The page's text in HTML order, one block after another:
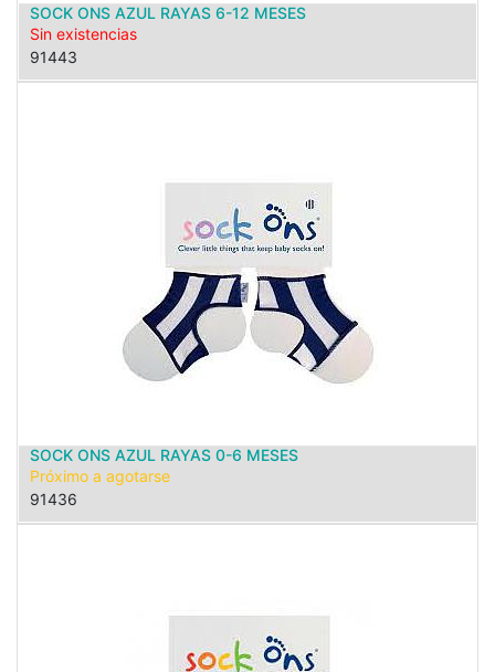
SOCK ONS AZUL RAYAS 6-12 MESES
Sin existencias
91443
SOCK ONS AZUL RAYAS 0-6 MESES
Próximo a agotarse
91436